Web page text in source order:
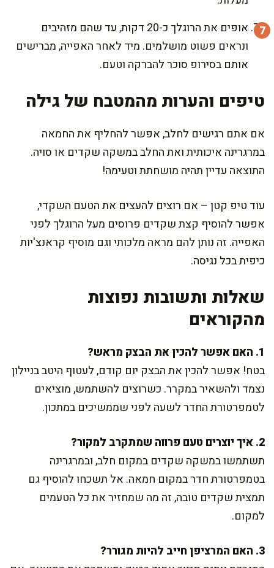
אופים את הרוגלך כ-20 דקות, עד שהם מזהיבים
ונראים פשוט מושלמים. מיד לאחר האפייה, מברישים
אותם בסירופ סוכר להברקה וטעם.
טיפים והערות מהמטבח של גילה
אם אתם רגישים לחלב, אפשר להחליף את החמאה
במרגרינה איכותית ואת החלב במשקה שקדים או סויה.
התוצאה עדיין תהיה מושחתת וטעימה!
עוד טיפ קטן – אם רוצים להעצים את הטעם השקדי,
אפשר להוסיף קצת שקדים פרוסים מעל הרוגלך לפני
האפייה. זה נותן להם מראה מלכותי וגם מוסיף קראנצ'יות
כיפית בכל נגיסה.
שאלות ותשובות נפוצות
מהקוראים
1. האם אפשר להכין את הבצק מראש?
בטח! אפשר להכין את הבצק יום קודם, לעטוף היטב בניילון
נצמד ולהשאיר במקרר. כשרוצים להשתמש, מוציאים
לטמפרטורת החדר לשעה לפני שממשיכים במתכון.
2. איך יוצרים טעם פרווה שמתקרב למקור?
תשתמשו במשקה שקדים במקום חלב, ובמרגרינה
בטמפרטורת חדר במקום חמאה. אל תשכחו להוסיף גם
תמצית שקדים טובה, זה מה שמחזיר את כל הטעמים
למקום.
3. האם המרציפן חייב להיות מגורר?